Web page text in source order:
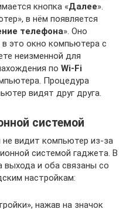
кнопка «Далее».
в нём появляется
телефона». Оно
это окно компьютера с
неизменной для
по Wi-Fi
Процедура
видят друг друга.
системой
не видит компьютер из-за
системой гаджета. В
выхода и оба связаны со
настройкам:
нажав на значок